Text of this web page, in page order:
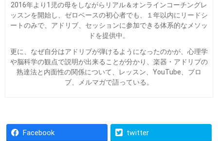
2016年より1児の母をしながらリアル＆オンラインコーチングレ
ッスンを開始し、ゼロベースの初心者でも、１年以内にリードシ
ートのみで、アドリブ、セッションに参加できる体系的なメソッ
ドを提供中。
更に、なぜ自分はアドリブが弾けるようになったのかが、心理学
や脳科学の観点で説明が出来ることが分かり、楽器・アドリブの
熟達法と内面性の関係について、レッスン、YouTube、ブロ
ブ、メルマガで語っている。
Facebook twitter